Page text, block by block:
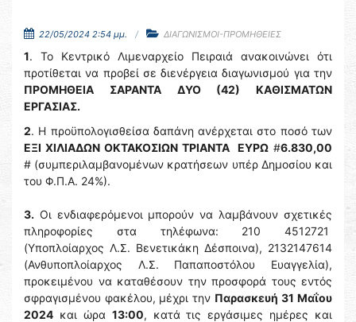
22/05/2024 2:54 μμ. ΔΙΑΓΩΝΙΣΜΟΙ-ΠΡΟΜΗΘΕΙΕΣ
1. To Κεντρικό Λιμεναρχείο Πειραιά ανακοινώνει ότι
προτίθεται να προβεί σε διενέργεια διαγωνισμού για την
ΠΡΟΜΗΘΕΙΑ ΣΑΡΑΝΤΑ ΔΥΟ (42) ΚΑΘΙΣΜΑΤΩΝ
ΕΡΓΑΣΙΑΣ.
2. Η προϋπολογισθείσα δαπάνη ανέρχεται στο ποσό των
ΕΞΙ ΧΙΛΙΑΔΩΝ ΟΚΤΑΚΟΣΙΩΝ ΤΡΙΑΝΤΑ ΕΥΡΩ #6.830,00
# (συμπεριλαμβανομένων κρατήσεων υπέρ Δημοσίου και
του Φ.Π.Α. 24%).
3. Οι ενδιαφερόμενοι μπορούν να λαμβάνουν σχετικές
πληροφορίες στα τηλέφωνα: 210 4512721
(Υποπλοίαρχος Λ.Σ. Βενετικάκη Δέσποινα), 2132147614
(Ανθυποπλοίαρχος Λ.Σ. Παπαποστόλου Ευαγγελία),
προκειμένου να καταθέσουν την προσφορά τους εντός
σφραγισμένου φακέλου, μέχρι την Παρασκευή 31 Μαΐου
2024 και ώρα 13:00, κατά τις εργάσιμες ημέρες και